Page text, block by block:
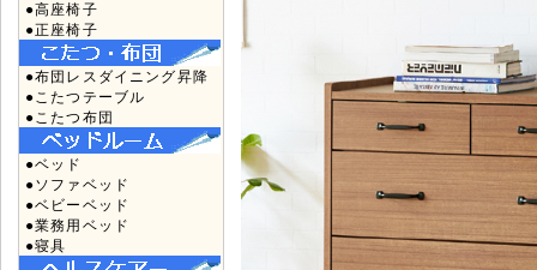
●高座椅子
●正座椅子
●布団レスダイニング昇降
●こたつテーブル
●こたつ布団
●ベッド
●ソファベッド
●ベビーベッド
●業務用ベッド
●寝具